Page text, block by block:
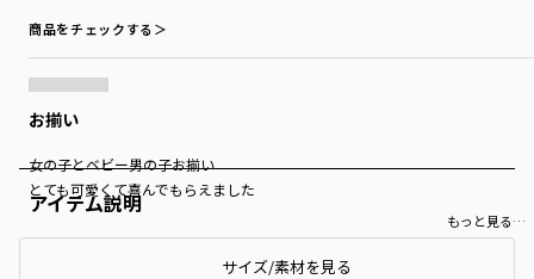
商品をチェックする＞
お揃い
女の子とベビー男の子お揃い
とても可愛くて喜んでもらえました
もっと見る…
アイテム説明
サイズ/素材を見る